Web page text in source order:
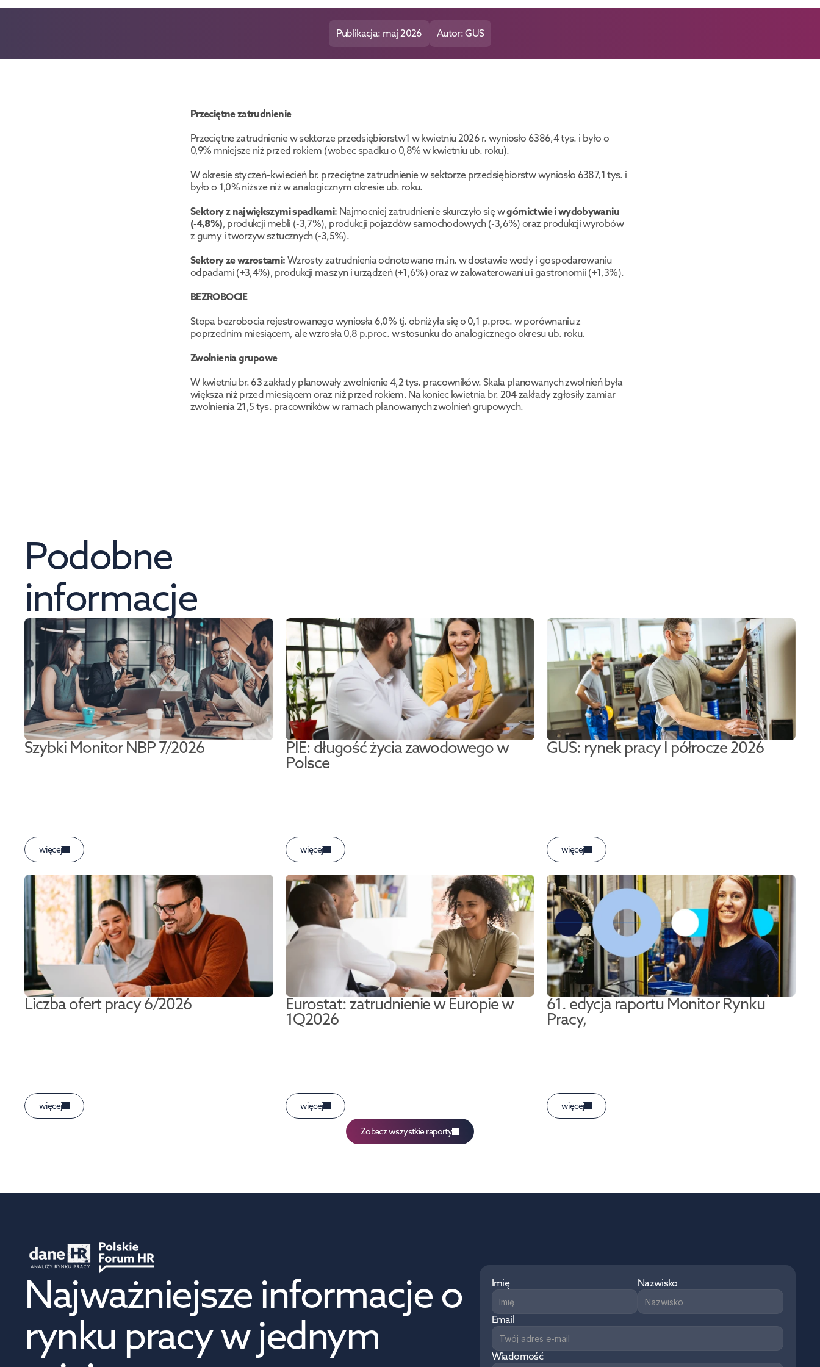
Publikacja: maj 2026 Autor: GUS
Przeciętne zatrudnienie
Przeciętne zatrudnienie w sektorze przedsiębiorstw1 w kwietniu 2026 r. wyniosło 6386,4 tys. i było o
0,9% mniejsze niż przed rokiem (wobec spadku o 0,8% w kwietniu ub. roku).
W okresie styczeń–kwiecień br. przeciętne zatrudnienie w sektorze przedsiębiorstw wyniosło 6387,1 tys. i
było o 1,0% niższe niż w analogicznym okresie ub. roku.
Sektory z największymi spadkami: Najmocniej zatrudnienie skurczyło się w górnictwie i wydobywaniu
(-4,8%), produkcji mebli (-3,7%), produkcji pojazdów samochodowych (-3,6%) oraz produkcji wyrobów
z gumy i tworzyw sztucznych (-3,5%).
Sektory ze wzrostami: Wzrosty zatrudnienia odnotowano m.in. w dostawie wody i gospodarowaniu
odpadami (+3,4%), produkcji maszyn i urządzeń (+1,6%) oraz w zakwaterowaniu i gastronomii (+1,3%).
BEZROBOCIE
Stopa bezrobocia rejestrowanego wyniosła 6,0% tj. obniżyła się o 0,1 p.proc. w porównaniu z
poprzednim miesiącem, ale wzrosła 0,8 p.proc. w stosunku do analogicznego okresu ub. roku.
Zwolnienia grupowe
W kwietniu br. 63 zakłady planowały zwolnienie 4,2 tys. pracowników. Skala planowanych zwolnień była
większa niż przed miesiącem oraz niż przed rokiem. Na koniec kwietnia br. 204 zakłady zgłosiły zamiar
zwolnienia 21,5 tys. pracowników w ramach planowanych zwolnień grupowych.
Podobne
informacje
Szybki Monitor NBP 7/2026
więcej
PIE: długość życia zawodowego w
Polsce
więcej
GUS: rynek pracy I półrocze 2026
więcej
Liczba ofert pracy 6/2026
więcej
Eurostat: zatrudnienie w Europie w
1Q2026
więcej
61. edycja raportu Monitor Rynku
Pracy,
więcej
Zobacz wszystkie raporty
Najważniejsze informacje o
rynku pracy w jednym
Imię Nazwisko
Email
Wiadomość